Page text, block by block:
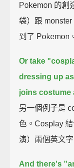
Pokemon 的創
袋）跟
到了 Pokemon
Or take
dressing up
joins costume
另一個例子是
色。Cosplay
演）兩個英文字
And there's